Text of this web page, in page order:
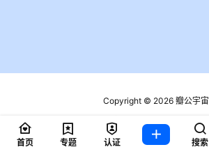
Copyright © 2026 瓣公宇宙
粤ICP备2021076721号
查询 2 次，耗时 0.1818 秒
首页 专题 认证 搜索